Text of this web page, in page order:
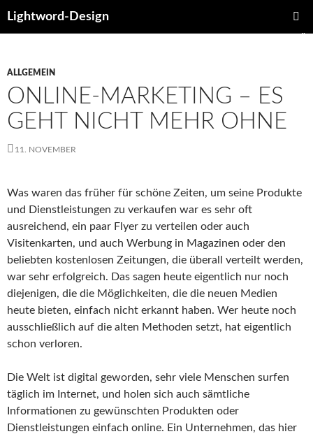
Lightword-Design
ALLGEMEIN
ONLINE-MARKETING – ES
GEHT NICHT MEHR OHNE
11. NOVEMBER
Was waren das früher für schöne Zeiten, um seine Produkte
und Dienstleistungen zu verkaufen war es sehr oft
ausreichend, ein paar Flyer zu verteilen oder auch
Visitenkarten, und auch Werbung in Magazinen oder den
beliebten kostenlosen Zeitungen, die überall verteilt werden,
war sehr erfolgreich. Das sagen heute eigentlich nur noch
diejenigen, die die Möglichkeiten, die die neuen Medien
heute bieten, einfach nicht erkannt haben. Wer heute noch
ausschließlich auf die alten Methoden setzt, hat eigentlich
schon verloren.
Die Welt ist digital geworden, sehr viele Menschen surfen
täglich im Internet, und holen sich auch sämtliche
Informationen zu gewünschten Produkten oder
Dienstleistungen einfach online. Ein Unternehmen, das hier